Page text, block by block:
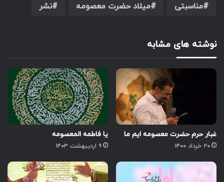
مناسبتی
میلاد حضرت معصومه نشر
نوشته های مشابه
غبار حرم حضرت معصومه ایم ما
۲۰ خرداد ۱۴۰۰
یا فاطمه المعصومه
۹ اردیبهشت ۱۴۰۳